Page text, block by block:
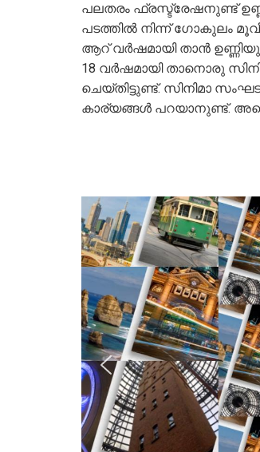
പലതരം ഫ്രസ്ട്രേഷനുണ്ട്
പടത്തിൽ നിന്ന് ഗോകുലം
ആറ് വർഷമായി താൻ
18 വർഷമായി താനൊരു
ചെയ്തിട്ടുണ്ട്. സിനിമാ
കാര്യങ്ങൾ പറയാനുണ്ട്.